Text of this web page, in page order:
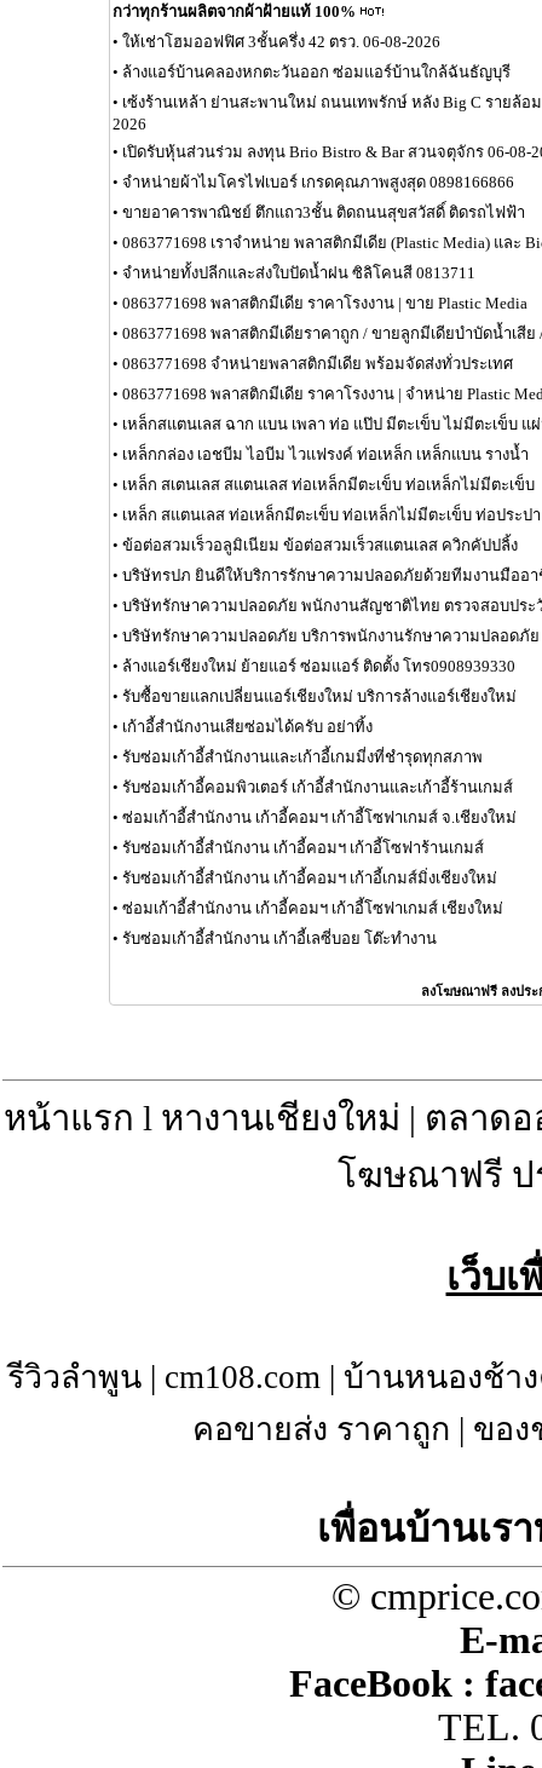
กว่าทุกร้านผลิตจากผ้าฝ้ายแท้ 100%
• ให้เช่าโฮมออฟฟิศ 3ชั้นครึ่ง 42 ตรว. 06-08-2026
• ล้างแอร์บ้านคลองหกตะวันออก ซ่อมแอร์บ้านใกล้ฉันธัญบุรี
• เซ้งร้านเหล้า ย่านสะพานใหม่ ถนนเทพรักษ์ หลัง Big C รายล้อ
2026
• เปิดรับหุ้นส่วนร่วม ลงทุน Brio Bistro & Bar สวนจตุจักร 06-08-
• จำหน่ายผ้าไมโครไฟเบอร์ เกรดคุณภาพสูงสุด 0898166866
• ขายอาคารพาณิชย์ ตึกแถว3ชั้น ติดถนนสุขสวัสดิ์ ติดรถไฟฟ้า
• 0863771698 เราจำหน่าย พลาสติกมีเดีย (Plastic Media) และ
• จำหน่ายทั้งปลีกและส่งใบปัดน้ำฝน ซิลิโคนสี 0813711
• 0863771698 พลาสติกมีเดีย ราคาโรงงาน | ขาย Plastic Media
• 0863771698 พลาสติกมีเดียราคาถูก / ขายลูกมีเดียบำบัดน้ำเสีย
• 0863771698 จำหน่ายพลาสติกมีเดีย พร้อมจัดส่งทั่วประเทศ
• 0863771698 พลาสติกมีเดีย ราคาโรงงาน | จำหน่าย Plastic
• เหล็กสแตนเลส ฉาก แบน เพลา ท่อ แป๊ป มีตะเข็บ ไม่มีตะเข็บ แ
• เหล็กกล่อง เอชบีม ไอบีม ไวแฟรงค์ ท่อเหล็ก เหล็กแบน รางน้ำ
• เหล็ก สเตนเลส สแตนเลส ท่อเหล็กมีตะเข็บ ท่อเหล็กไม่มีตะเข็บ
• เหล็ก สแตนเลส ท่อเหล็กมีตะเข็บ ท่อเหล็กไม่มีตะเข็บ ท่อประปา
• ข้อต่อสวมเร็วอลูมิเนียม ข้อต่อสวมเร็วสแตนเลส ควิกคัปปลิ้ง
• บริษัทรปภ ยินดีให้บริการรักษาความปลอดภัยด้วยทีมงานมืออ
• บริษัทรักษาความปลอดภัย พนักงานสัญชาติไทย ตรวจสอบประ
• บริษัทรักษาความปลอดภัย บริการพนักงานรักษาความปลอดภัย
• ล้างแอร์เชียงใหม่ ย้ายแอร์ ซ่อมแอร์ ติดตั้ง โทร0908939330
• รับซื้อขายแลกเปลี่ยนแอร์เชียงใหม่ บริการล้างแอร์เชียงใหม่
• เก้าอี้สำนักงานเสียซ่อมได้ครับ อย่าทิ้ง
• รับซ่อมเก้าอี้สำนักงานและเก้าอี้เกมมี่งที่ชำรุดทุกสภาพ
• รับซ่อมเก้าอี้คอมพิวเตอร์ เก้าอี้สำนักงานและเก้าอี้ร้านเกมส์
• ซ่อมเก้าอี้สำนักงาน เก้าอี้คอมฯ เก้าอี้โซฟาเกมส์ จ.เชียงใหม่
• รับซ่อมเก้าอี้สำนักงาน เก้าอี้คอมฯ เก้าอี้โซฟาร้านเกมส์
• รับซ่อมเก้าอี้สำนักงาน เก้าอี้คอมฯ เก้าอี้เกมส์มิ่งเชียงใหม่
• ซ่อมเก้าอี้สำนักงาน เก้าอี้คอมฯ เก้าอี้โซฟาเกมส์ เชียงใหม่
• รับซ่อมเก้าอี้สำนักงาน เก้าอี้เลซี่บอย โต๊ะทำงาน
ลงโฆษณาฟรี ลงประ
หน้าแรก l หางานเชียงใหม่ | ตลาด
โฆษณาฟรี ป
เว็บ
รีวิวลำพูน | cm108.com | บ้านหนองช้า
คอขายส่ง ราคาถูก | ของ
เพื่อนบ้านเร
©
E-
FaceBook :
TEL.